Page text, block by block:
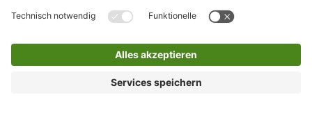
E-Mail
Bleiben Sie in Verbindung
Facebook Landkreis Karlsruhe